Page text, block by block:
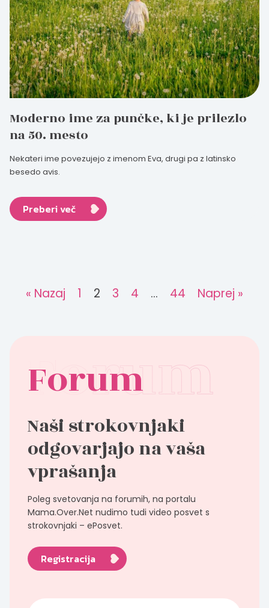
Moderno ime za punčke, ki je prilezlo
na 50. mesto
Nekateri ime povezujejo z imenom Eva, drugi pa z latinsko
besedo avis.
Preberi več
« Nazaj 1 2 3 4 … 44 Naprej »
Forum
Naši strokovnjaki
odgovarjajo na vaša
vprašanja
Poleg svetovanja na forumih, na portalu
Mama.Over.Net nudimo tudi video posvet s
strokovnjaki – ePosvet.
Registracija